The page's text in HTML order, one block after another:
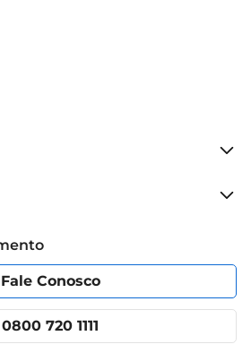
Fale Conosco
0800 720 1111